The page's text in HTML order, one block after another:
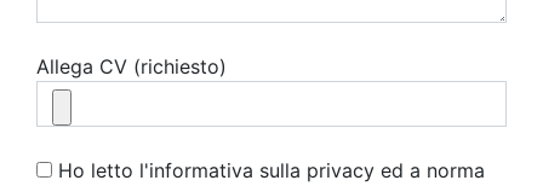
Allega CV (richiesto)
Ho letto l'informativa sulla privacy ed a norma